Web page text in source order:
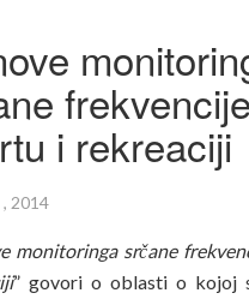
i rekreaciji
2014
monitoringa srčane
” govori o oblasti o kojoj